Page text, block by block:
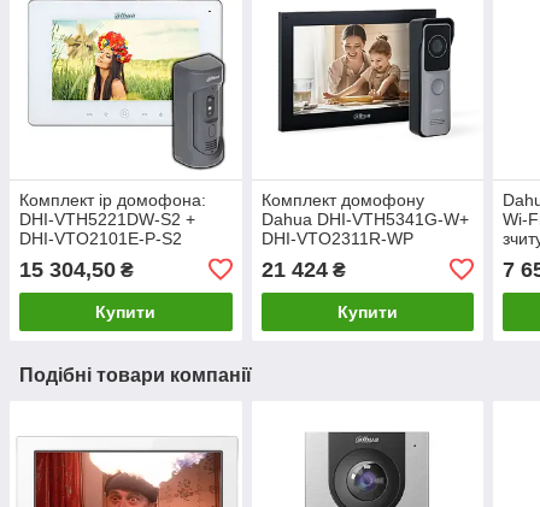
Комплект ip домофона:
DHI-VTH5221DW-S2 +
DHI-VTO2101E-P-S2
15 304,50 ₴
Купити
Комплект домофону
Dahua DHI-VTH5341G-W+
DHI-VTO2311R-WP
21 424₴
Купити
Wi-
7
Подібні товари компанії